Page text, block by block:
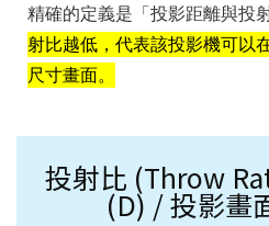
精確的定義是「投影距離與投
射比越低，代表該投影機可以
尺寸畫面。
投射比 (Throw
(D) / 投影畫